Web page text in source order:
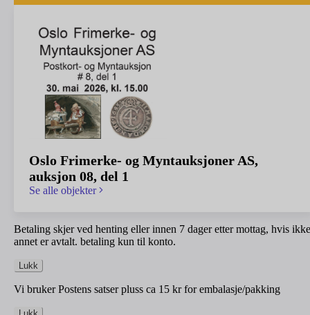
Oslo Frimerke- og Myntauksjoner AS,
auksjon 08, del 1
Se alle objekter
Betaling skjer ved henting eller innen 7 dager etter mottag, hvis ikke
annet er avtalt. betaling kun til konto.
Lukk
Vi bruker Postens satser pluss ca 15 kr for embalasje/pakking